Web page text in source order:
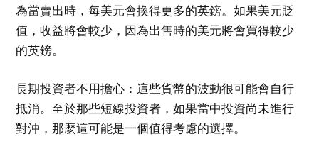
為當賣出時，每美元會換得更多的英鎊。如果美元貶
值，收益將會較少，因為出售時的美元將會買得較少
的英鎊。
長期投資者不用擔心：這些貨幣的波動很可能會自行
抵消。至於那些短線投資者，如果當中投資尚未進行
對沖，那麼這可能是一個值得考慮的選擇。